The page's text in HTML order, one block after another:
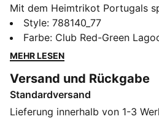
Mit dem Heimtrikot Portugals
Ozeans und die Energie eines
auf der großen Bühne Wellen zu
Grundfarbe trifft auf
zum Meer und seine
Design für alle, die geboren
entdecken und mit Herzblut zu
Style: 788140_77
Farbe: Club Red-Green
MEHR LESEN
Versand und Rückgabe
Standardversand
Lieferung innerhalb von 1-3